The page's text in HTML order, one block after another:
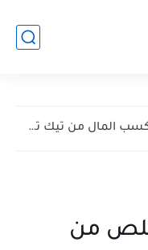
كيفية الربح وكسب المال من تيك توك Tik Tok 2026...
من